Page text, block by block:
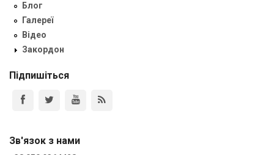
Блог
Галереї
Відео
Закордон
Підпишіться
Зв'язок з нами